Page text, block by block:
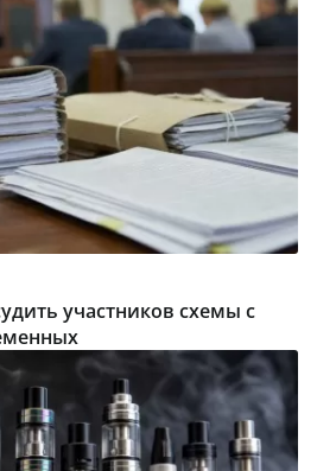
участников схемы с